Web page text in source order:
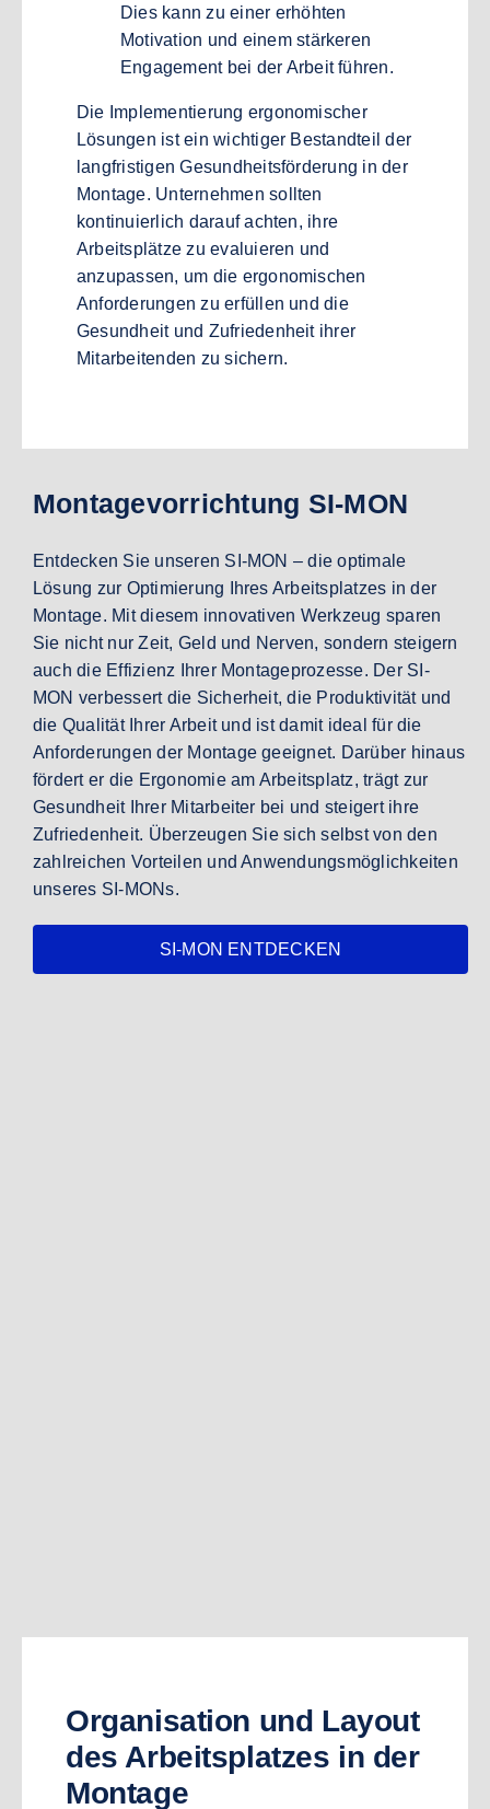
Dies kann zu einer erhöhten
Motivation und einem stärkeren
Engagement bei der Arbeit führen.
Die Implementierung ergonomischer
Lösungen ist ein wichtiger Bestandteil der
langfristigen Gesundheitsförderung in der
Montage. Unternehmen sollten
kontinuierlich darauf achten, ihre
Arbeitsplätze zu evaluieren und
anzupassen, um die ergonomischen
Anforderungen zu erfüllen und die
Gesundheit und Zufriedenheit ihrer
Mitarbeitenden zu sichern.
Montagevorrichtung SI-MON
Entdecken Sie unseren SI-MON – die optimale
Lösung zur Optimierung Ihres Arbeitsplatzes in der
Montage. Mit diesem innovativen Werkzeug sparen
Sie nicht nur Zeit, Geld und Nerven, sondern steigern
auch die Effizienz Ihrer Montageprozesse. Der SI-
MON verbessert die Sicherheit, die Produktivität und
die Qualität Ihrer Arbeit und ist damit ideal für die
Anforderungen der Montage geeignet. Darüber hinaus
fördert er die Ergonomie am Arbeitsplatz, trägt zur
Gesundheit Ihrer Mitarbeiter bei und steigert ihre
Zufriedenheit. Überzeugen Sie sich selbst von den
zahlreichen Vorteilen und Anwendungsmöglichkeiten
unseres SI-MONs.
SI-MON ENTDECKEN
Organisation und Layout
des Arbeitsplatzes in der
Montage